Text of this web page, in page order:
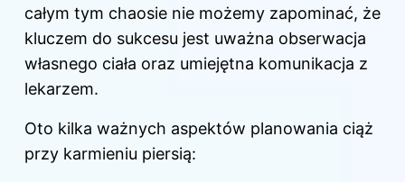
całym tym chaosie nie możemy zapominać, że
kluczem do sukcesu jest uważna obserwacja
własnego ciała oraz umiejętna komunikacja z
lekarzem.
Oto kilka ważnych aspektów planowania ciąż
przy karmieniu piersią: